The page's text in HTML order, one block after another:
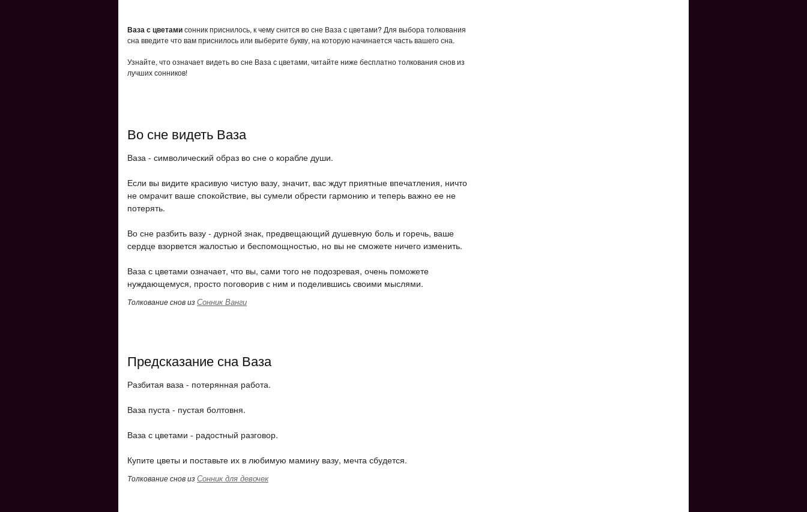
Ваза с цветамисонник приснилось, к чему снится во сне Ваза с цветами? Для выбора толкования
сна введите что вам приснилось или выберите букву, на которую начинается часть вашего сна.
Узнайте, что означает видеть во сне Ваза с цветами, читайте ниже бесплатно толкования снов из
лучших сонников!
Во сне видеть Ваза
Ваза - символический образ во сне о корабле души.
Если вы видите красивую чистую вазу, значит, вас ждут приятные впечатления, ничто
не омрачит ваше спокойствие, вы сумели обрести гармонию и теперь важно ее не
потерять.
Во сне разбить вазу - дурной знак, предвещающий душевную боль и горечь, ваше
сердце взорвется жалостью и беспомощностью, но вы не сможете ничего изменить.
Ваза с цветами означает, что вы, сами того не подозревая, очень поможете
нуждающемуся, просто поговорив с ним и поделившись своими мыслями.
Толкование снов изСонник Ванги
Предсказание сна Ваза
Разбитая ваза - потерянная работа.
Ваза пуста - пустая болтовня.
Ваза с цветами - радостный разговор.
Купите цветы и поставьте их в любимую мамину вазу, мечта сбудется.
Толкование снов изСонник для девочек